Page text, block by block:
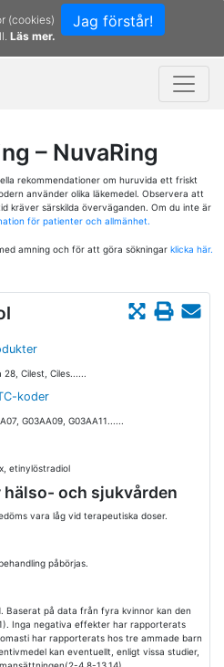
Jag förstår!
(cookies)
Läs mer.
– NuvaRing
rekommendationer om huruvida ett friskt
använder olika läkemedel. Observera att
kräver särskilda överväganden. Om du inte är
för patienter och allmänhet.
amning och för att göra sökningar klicka här.
Cilest, Ciles......
koder
G03AA09, G03AA11......
etinylöstradiol
och sjukvården
vara låg vid terapeutiska doser.
påbörjas.
Baserat på data från fyra kvinnor kan den
Inga negativa effekter har rapporterats
har rapporterats hos tre ammade barn
kan eventuellt, enligt vissa studier,